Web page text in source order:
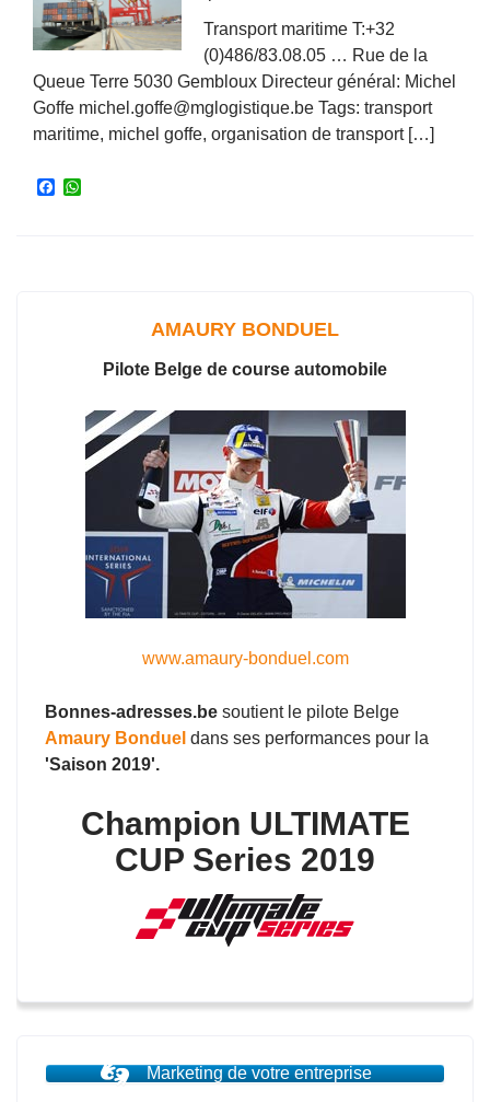
Transport maritime T:+32
(0)486/83.08.05 … Rue de la
Queue Terre 5030 Gembloux Directeur général: Michel
Goffe michel.goffe@mglogistique.be Tags: transport
maritime, michel goffe, organisation de transport […]
F
AMAURY BONDUEL
Pilote Belge de course automobile
www.amaury-bonduel.com
Bonnes-adresses.be soutient le pilote Belge
Amaury Bonduel dans ses performances pour la
'Saison 2019'.
Champion ULTIMATE
CUP Series 2019
Marketing de votre entreprise